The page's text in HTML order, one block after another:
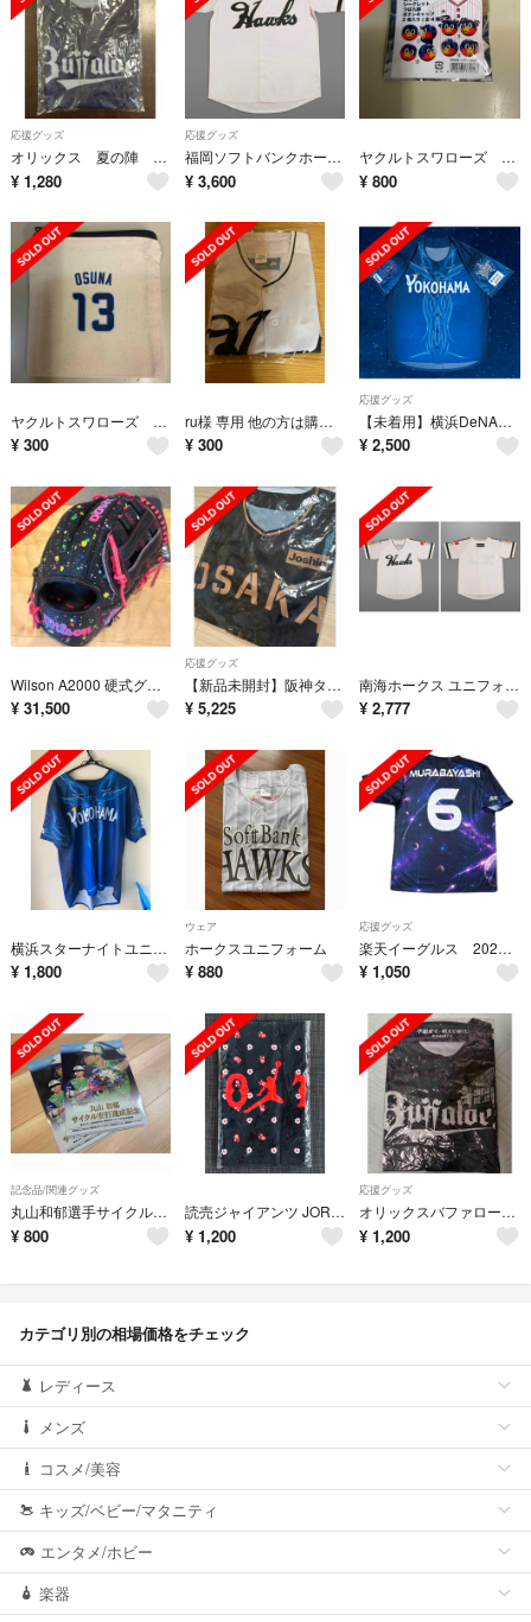
応援グッズ
オリックス 夏の陣 ユニフォーム
¥ 1,280
応援グッズ
福岡ソフトバンクホークス 南海復刻レプリカユニフォーム
¥ 3,600
ヤクルトスワローズ シークレット つば九郎 ボタンキャップ 2個入り 未開封
¥ 800
ヤクルトスワローズ シークレット ミニポーチ オスナ選手
¥ 300
ru様 専用 他の方は購入禁止
¥ 300
応援グッズ
【未着用】横浜DeNAベイスターズ スターナイト2026配布ユニフォーム
¥ 2,500
Wilson A2000 硬式グローブ 内野用 デラクルーズモデル
¥ 31,500
応援グッズ
【新品未開封】阪神タイガース「TIGERS B-LUCK DYNAMITE SERIES 2026」限定レプリカユニフォーム
¥ 5,225
南海ホークス ユニフォーム 非売品 8/4配布 福岡ソフトバンクホークス 配布 ユニフォーム フラッグ付
¥ 2,777
横浜スターナイトユニフォーム
¥ 1,800
ウェア
ホークスユニフォーム
¥ 880
応援グッズ
楽天イーグルス 2026GALAXYランダムTシャツ
¥ 1,050
記念品/関連グッズ
丸山和郁選手サイクル安打記念クリアファイル2枚
¥ 800
読売ジャイアンツ JORDAN BRAND フェイスタオル
¥ 1,200
応援グッズ
オリックスバファローズ 夏の陣 東京ドーム 配布 ユニフォーム 未開封
¥ 1,200
カテゴリ別の相場価格をチェック
レディース
メンズ
コスメ/美容
キッズ/ベビー/マタニティ
エンタメ/ホビー
楽器